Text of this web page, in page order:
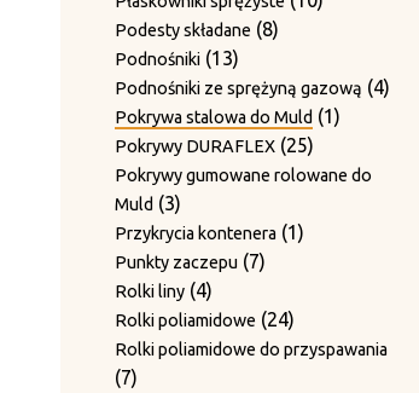
Podesty składane 88
Podnośniki 1313
produktów
Podnośniki ze sprężyną gazową 44
Pokrywa stalowa do Muld 11
Pokrywy DURAFLEX 2525
produktów
Pokrywy gumowane rolowane do
Muld
33
produkty
Przykrycia kontenera 11
Punkty zaczepu 77
Rolki liny 44
produkty
Rolki poliamidowe 2424
produkty
Rolki poliamidowe do przyspawania
77